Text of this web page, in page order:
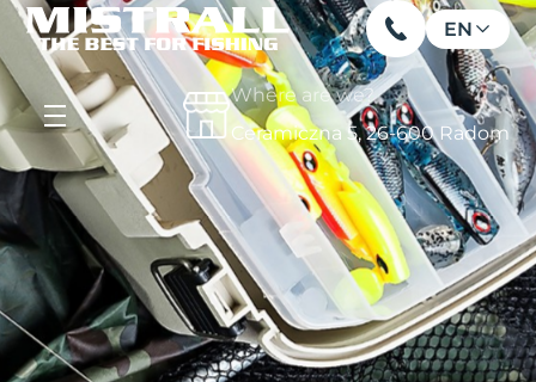
EN
Where are we?
Ceramiczna 5, 26-600 Radom